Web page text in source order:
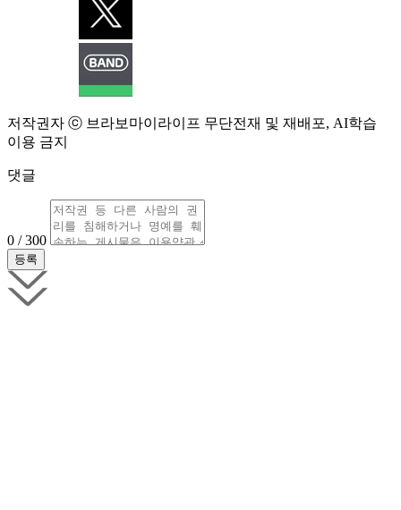
저작권자 ⓒ 브라보마이라이프 무단전재 및 재배포, AI학습
이용 금지
댓글
0 / 300